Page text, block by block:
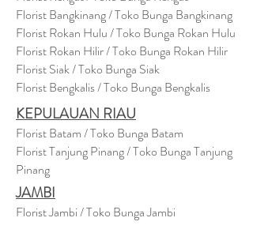
Florist Bangkinang / Toko Bunga Bangkinang
Florist Rokan Hulu / Toko Bunga Rokan Hulu
Florist Rokan Hilir / Toko Bunga Rokan Hilir
Florist Siak / Toko Bunga Siak
Florist Bengkalis / Toko Bunga Bengkalis
KEPULAUAN RIAU
Florist Batam / Toko Bunga Batam
Florist Tanjung Pinang / Toko Bunga Tanjung
Pinang
JAMBI
Florist Jambi / Toko Bunga Jambi